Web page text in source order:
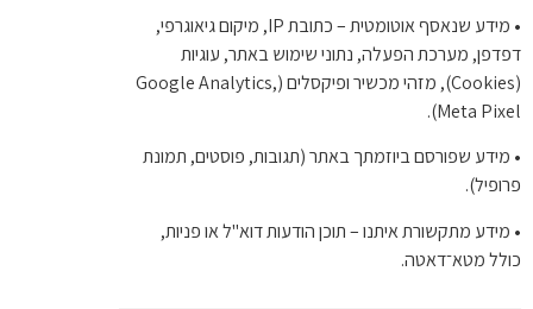
•
מידע שנאסף אוטומטית – כתובת IP, מיקום גיאוגרפי,
דפדפן, מערכת הפעלה, נתוני שימוש באתר, עוגיות
(Cookies), מזהי מכשיר ופיקסלים (Google Analytics,
Meta Pixel).
• מידע שפורסם ביוזמתך באתר (תגובות, פוסטים, תמונת
פרופיל).
• מידע מתקשורת איתנו – תוכן הודעות דוא"ל או פניות,
כולל מטא־דאטה.